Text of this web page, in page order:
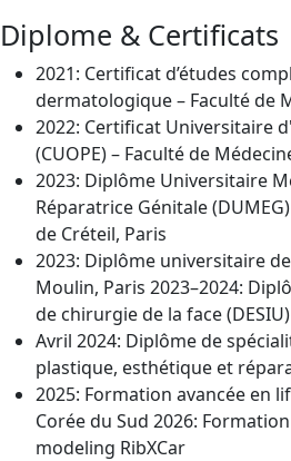
Diplome & Certificats
2021: Certificat d’études
dermatologique – Faculté de
2022: Certificat Universitaire
(CUOPE) – Faculté de
2023: Diplôme Universitaire
Réparatrice Génitale
de Créteil, Paris
2023: Diplôme universitaire
Moulin, Paris 2023–2024:
de chirurgie de la face
Avril 2024: Diplôme de
plastique, esthétique et
2025: Formation avancée en
Corée du Sud 2026:
modeling RibXCar